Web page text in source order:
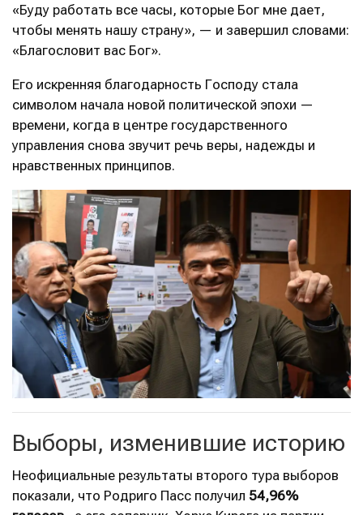
«Буду работать все часы, которые Бог мне дает,
чтобы менять нашу страну», — и завершил словами:
«Благословит вас Бог».
Его искренняя благодарность Господу стала
символом начала новой политической эпохи —
времени, когда в центре государственного
управления снова звучит речь веры, надежды и
нравственных принципов.
Выборы, изменившие историю
Неофициальные результаты второго тура выборов
показали, что Родриго Пасс получил 54,96%